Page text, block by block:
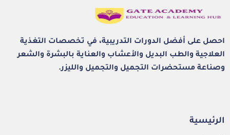
احصل على أفضل الدورات التدريبية، في تخصصات التغذية
العلاجية والطب البديل والأعشاب والعناية بالبشرة والشعر
وصناعة مستحضرات التجميل والتجميل والليزر.
الرئيسية